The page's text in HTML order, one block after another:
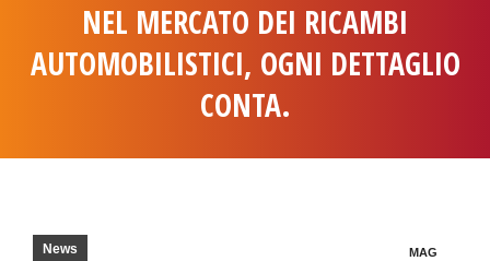
NEL MERCATO DEI RICAMBI
AUTOMOBILISTICI, OGNI DETTAGLIO
CONTA.
MAG
News